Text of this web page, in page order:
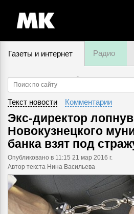
Газеты и интернет Радио
9 августа,
Текст новости Комментарии
Экс-директор
Новокузнецкого
банка взят под
Опубликовано в 11:15 21 мар 2016 г.
Автор текста Нина Васильева